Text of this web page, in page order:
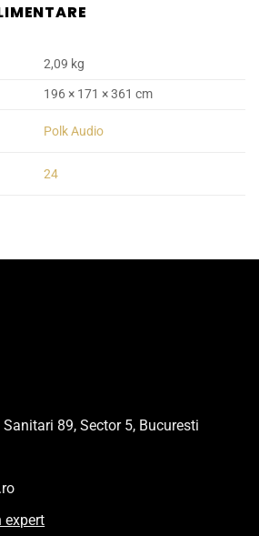
2,09 kg
196 × 171 × 361 cm
Polk Audio
24
89, Sector 5, Bucuresti
expert